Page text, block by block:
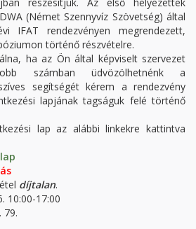
(Német Szennyvíz Szövetség) által
IFAT rendezvényen megrendezett,
történő részvételre.
ha az Ön által képviselt szervezet
számban üdvözölhetnénk a
segítségét kérem a rendezvény
lapjának tagságuk felé történő
lap az alábbi linkekre kattintva
díjtalan.
10:00-17:00
79.